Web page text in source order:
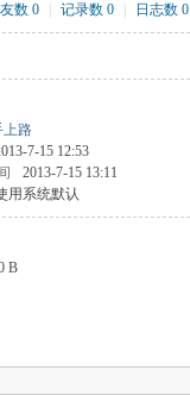
数 0 记录数 0 日志数 0
上路
7-15 12:53
2013-7-15 13:11
用系统默认
B